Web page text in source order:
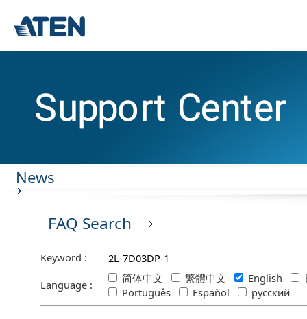
News
FAQ Search
Keyword :
Language :
简体中文 繁體中文 English
Português
Español русский